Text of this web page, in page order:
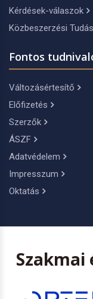
Kérdések-válaszok
Közbeszerzési
Fontos
Változásértesítő
Előfizetés
Szerzők
ÁSZF
Adatvédelem
Impresszum
Oktatás